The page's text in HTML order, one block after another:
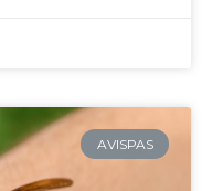
AVISPAS